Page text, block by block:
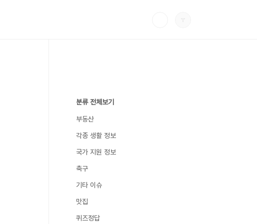
분류 전체보기
부동산
각종 생활 정보
국가 지원 정보
축구
기타 이슈
맛집
퀴즈정답